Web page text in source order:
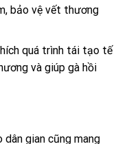
bảo vệ vết thương
quá trình tái tạo tế
và giúp gà hồi
dân gian cũng mang